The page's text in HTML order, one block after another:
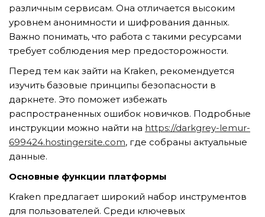
Nghề nghiệp...
Thành phố...
GỬI YÊU CẦU
различным сервисам. Она отличается высоким
уровнем анонимности и шифрования данных.
Важно понимать, что работа с такими ресурсами
требует соблюдения мер предосторожности.
Перед тем как зайти на Kraken, рекомендуется
изучить базовые принципы безопасности в
даркнете. Это поможет избежать
распространенных ошибок новичков. Подробные
инструкции можно найти на https://darkgrey-lemur-
699424.hostingersite.com, где собраны актуальные
данные.
Основные функции платформы
Kraken предлагает широкий набор инструментов
для пользователей. Среди ключевых